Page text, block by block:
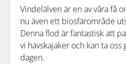
Vindelälven är en av våra få
nu även ett biosfärområde
Denna flod är fantastisk att
vi havskajaker och kan ta oss
dagen.